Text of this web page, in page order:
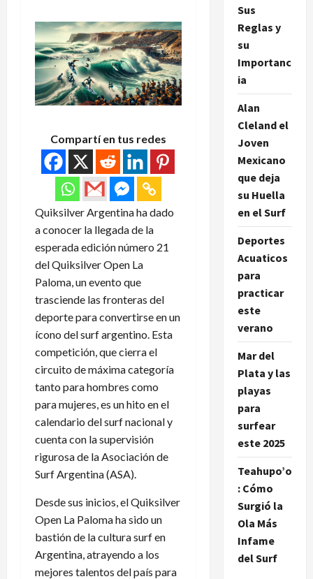
Compartí en tus redes
Quiksilver Argentina ha dado
a conocer la llegada de la
esperada edición número 21
del Quiksilver Open La
Paloma, un evento que
trasciende las fronteras del
deporte para convertirse en un
ícono del surf argentino. Esta
competición, que cierra el
circuito de máxima categoría
tanto para hombres como
para mujeres, es un hito en el
calendario del surf nacional y
cuenta con la supervisión
rigurosa de la Asociación de
Surf Argentina (ASA).
Desde sus inicios, el Quiksilver
Open La Paloma ha sido un
bastión de la cultura surf en
Argentina, atrayendo a los
mejores talentos del país para
Sus
Reglas y
su
Importanc
ia
Alan
Cleland el
Joven
Mexicano
que deja
su Huella
en el Surf
Deportes
Acuaticos
para
practicar
este
verano
Mar del
Plata y las
playas
para
surfear
este 2025
Teahupo’o
: Cómo
Surgió la
Ola Más
Infame
del Surf